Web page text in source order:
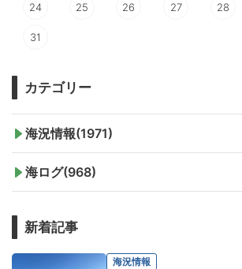
24 25 26 27 28
31
カテゴリー
海況情報(1971)
海ログ(968)
新着記事
海況情報